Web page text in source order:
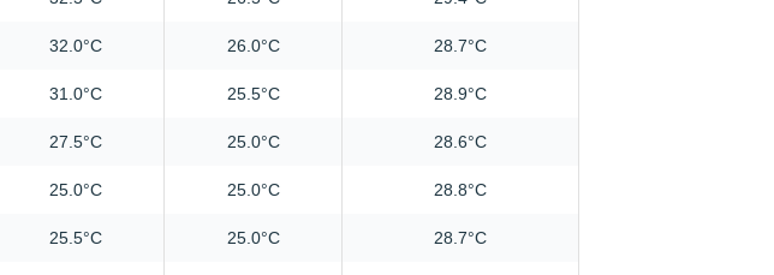
32.0°C 26.0°C 28.7°C
31.0°C 25.5°C 28.9°C
27.5°C 25.0°C 28.6°C
25.0°C 25.0°C 28.8°C
25.5°C 25.0°C 28.7°C